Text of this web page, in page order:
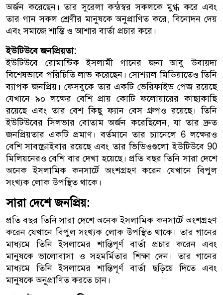
অর্জন করেছেন। তার সুরেলা কন্ঠস্বর সকলকে মুগ্ধ করে এবং
তার গান সকল শ্রেণীর মানুষকে অনুপ্রাণিত করে, বিনোদন দেয়
এবং সমাজে শান্তি ও আশার বার্তা প্রচার করে।
ইউটিউবে জনপ্রিয়তা:
ইউটিউবে রোমান্টিক ইসলামী গানের জন্য আবু উবায়দা
বিশেষভাবে পরিচিতি লাভ করেছেন। সোশ্যাল মিডিয়াতেও তিনি
ব্যাপক জনপ্রিয়। ফেসবুকে তার একটি ভেরিফাইড পেজ রয়েছে
যেখানে ৯০ লক্ষের বেশি প্রায় কোটি ফলোয়ারের কাছাকাছি
রয়েছে এবং তার বেশ কিছু ফ্যান বেস গ্রুপও রয়েছে। তিনি
ইউটিউবের সিলভার বোতাম অর্জন করেছিলেন, যা তার দ্রুত
জনপ্রিয়তার একটি প্রমাণ। বর্তমানে তার চ্যানেলে 6 লক্ষেরও
বেশি সাবস্ক্রাইবার রয়েছে এবং তার ভিডিওগুলো ইউটিউবে 90
মিলিয়নেরও বেশি বার দেখা হয়েছে। প্রতি বছর তিনি সারা দেশে
অনেক ইসলামিক কনসার্টে অংশগ্রহণ করেন যেখানে বিপুল
সংখ্যক লোক উপস্থিত থাকে।
সারা দেশে জনপ্রিয়:
প্রতি বছর তিনি সারা দেশে অনেক ইসলামিক কনসার্টে অংশগ্রহণ
করেন যেখানে বিপুল সংখ্যক লোক উপস্থিত থাকে। তার গানের
মাধ্যমে তিনি ইসলামের শান্তিপূর্ণ বার্তা প্রচার করেন এবং
মানুষকে ভালোবাসা ও সহমর্মিতার শিক্ষা দেন। তার গানের
মাধ্যমে তিনি ইসলামের শান্তিপূর্ণ বার্তা ছড়িয়ে দিতে এবং
মানুষকে অনুপ্রাণিত করতে চান।